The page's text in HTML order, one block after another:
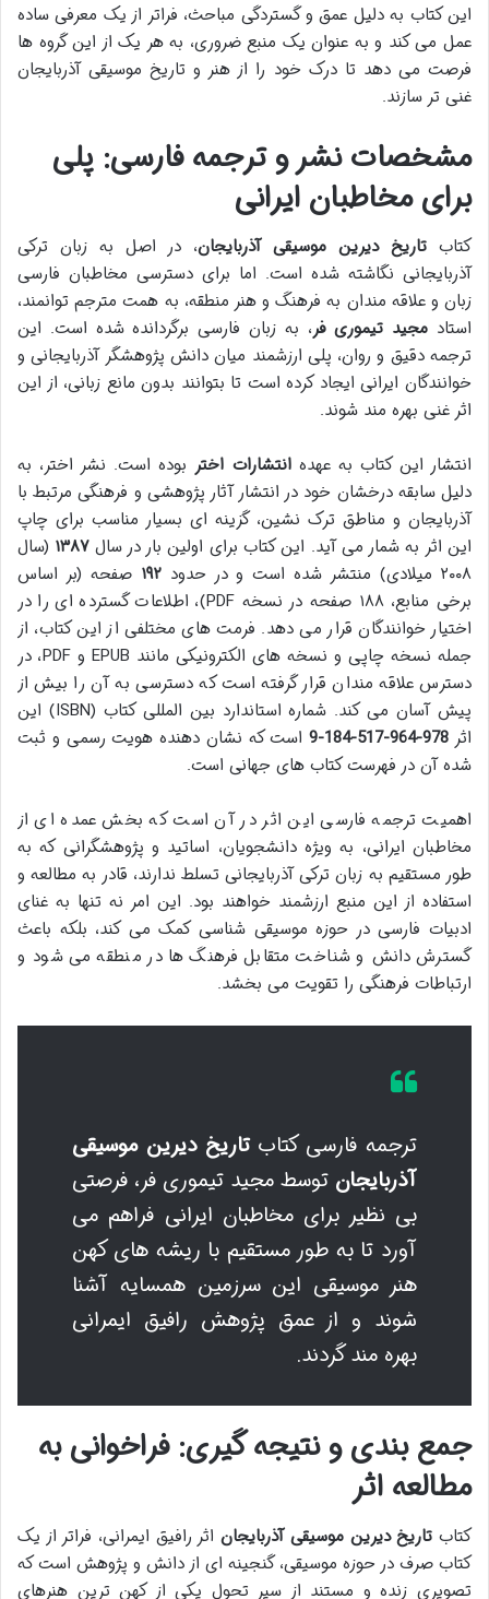
این کتاب به دلیل عمق و گستردگی مباحث، فراتر از یک معرفی ساده
عمل می کند و به عنوان یک منبع ضروری، به هر یک از این گروه ها
فرصت می دهد تا درک خود را از هنر و تاریخ موسیقی آذربایجان
غنی تر سازند.
مشخصات نشر و ترجمه فارسی: پلی
برای مخاطبان ایرانی
کتاب تاریخ دیرین موسیقی آذربایجان، در اصل به زبان ترکی
آذربایجانی نگاشته شده است. اما برای دسترسی مخاطبان فارسی
زبان و علاقه مندان به فرهنگ و هنر منطقه، به همت مترجم توانمند،
استاد مجید تیموری فر، به زبان فارسی برگردانده شده است. این
ترجمه دقیق و روان، پلی ارزشمند میان دانش پژوهشگر آذربایجانی و
خوانندگان ایرانی ایجاد کرده است تا بتوانند بدون مانع زبانی، از این
اثر غنی بهره مند شوند.
انتشار این کتاب به عهدهانتشارات اختر بوده است. نشر اختر، به
دلیل سابقه درخشان خود در انتشار آثار پژوهشی و فرهنگی مرتبط با
آذربایجان و مناطق ترک نشین، گزینه ای بسیار مناسب برای چاپ
این اثر به شمار می آید. این کتاب برای اولین بار در سال۱۳۸۷ (سال
۲۰۰۸ میلادی) منتشر شده است و در حدود
۱۹۲ صفحه (بر اساس
برخی منابع، ۱۸۸ صفحه در نسخه PDF)، اطلاعات گسترده ای را در
اختیار خوانندگان قرار می دهد. فرمت های مختلفی از این کتاب، از
جمله نسخه چاپی و نسخه های الکترونیکی مانند EPUB و PDF، در
دسترس علاقه مندان قرار گرفته است که دسترسی به آن را بیش از
پیش آسان می کند. شماره استاندارد بین المللی کتاب (ISBN) این
اثر 978-964-517-184-9
است که نشان دهنده هویت رسمی و ثبت
شده آن در فهرست کتاب های جهانی است.
اهمیت ترجمه فارسی این اثر در آن است که بخش عمده ای از
مخاطبان ایرانی، به ویژه دانشجویان، اساتید و پژوهشگرانی که به
طور مستقیم به زبان ترکی آذربایجانی تسلط ندارند، قادر به مطالعه و
استفاده از این منبع ارزشمند خواهند بود. این امر نه تنها به غنای
ادبیات فارسی در حوزه موسیقی شناسی کمک می کند، بلکه باعث
گسترش دانش و شناخت متقابل فرهنگ ها در منطقه می شود و
ارتباطات فرهنگی را تقویت می بخشد.
ترجمه فارسی کتابتاریخ دیرین موسیقی
آذربایجان توسط مجید تیموری فر، فرصتی
بی نظیر برای مخاطبان ایرانی فراهم می
آورد تا به طور مستقیم با ریشه های کهن
هنر موسیقی این سرزمین همسایه آشنا
شوند و از عمق پژوهش رافیق ایمرانی
بهره مند گردند.
جمع بندی و نتیجه گیری: فراخوانی به
مطالعه اثر
کتاب تاریخ دیرین موسیقی آذربایجاناثر رافیق ایمرانی، فراتر از یک
کتاب صرف در حوزه موسیقی، گنجینه ای از دانش و پژوهش است که
تصویری زنده و مستند از سیر تحول یکی از کهن ترین هنرهای